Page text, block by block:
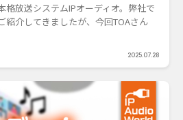
格放送システムIPオーディオ。弊社で
紹介してきましたが、今回TOAさん
2025.07.28